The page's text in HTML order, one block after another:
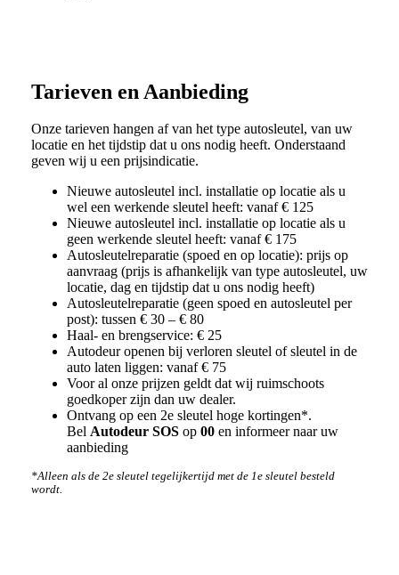
Tarieven en Aanbieding
Onze tarieven hangen af van het type autosleutel, van uw
locatie en het tijdstip dat u ons nodig heeft. Onderstaand
geven wij u een prijsindicatie.
Nieuwe autosleutel incl. installatie op locatie als u
wel een werkende sleutel heeft: vanaf € 125
Nieuwe autosleutel incl. installatie op locatie als u
geen werkende sleutel heeft: vanaf € 175
Autosleutelreparatie (spoed en op locatie): prijs op
aanvraag (prijs is afhankelijk van type autosleutel, uw
locatie, dag en tijdstip dat u ons nodig heeft)
Autosleutelreparatie (geen spoed en autosleutel per
post): tussen € 30 – € 80
Haal- en brengservice: € 25
Autodeur openen bij verloren sleutel of sleutel in de
auto laten liggen: vanaf € 75
Voor al onze prijzen geldt dat wij ruimschoots
goedkoper zijn dan uw dealer.
Ontvang op een 2e sleutel hoge kortingen*.
Bel Autodeur SOSop 00en informeer naar uw
aanbieding
*Alleen als de 2e sleutel tegelijkertijd met de 1e sleutel besteld
wordt.